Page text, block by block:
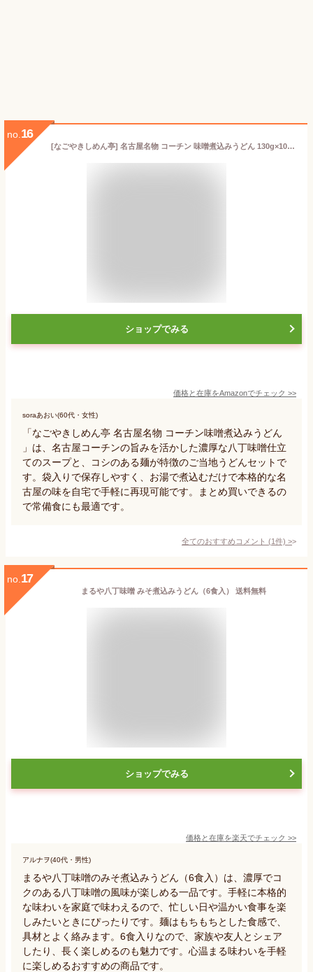
no. 16
[なごやきしめん亭] 名古屋名物 コーチン 味噌煮込みうどん 130g×10 / 麺 うどん
ショップでみる
価格と在庫をAmazonでチェック >>
soraあおい(60代・女性)
「なごやきしめん亭 名古屋名物 コーチン味噌煮込みうどん
」は、名古屋コーチンの旨みを活かした濃厚な八丁味噌仕立
てのスープと、コシのある麺が特徴のご当地うどんセットで
す。袋入りで保存しやすく、お湯で煮込むだけで本格的な名
古屋の味を自宅で手軽に再現可能です。まとめ買いできるの
で常備食にも最適です。
全てのおすすめコメント (1件) >
no. 17
まるや八丁味噌 みそ煮込みうどん（6食入） 送料無料
ショップでみる
価格と在庫を楽天でチェック >>
アルナヲ(40代・男性)
まるや八丁味噌のみそ煮込みうどん（6食入）は、濃厚でコ
クのある八丁味噌の風味が楽しめる一品です。手軽に本格的
な味わいを家庭で味わえるので、忙しい日や温かい食事を楽
しみたいときにぴったりです。麺はもちもちとした食感で、
具材とよく絡みます。6食入りなので、家族や友人とシェア
したり、長く楽しめるのも魅力です。心温まる味わいを手軽
に楽しめるおすすめの商品です。